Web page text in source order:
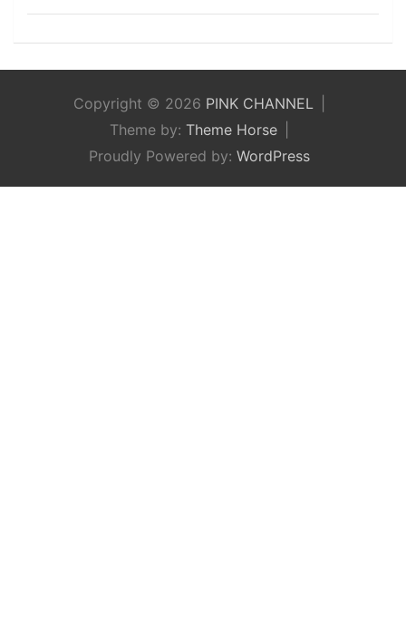
Copyright © 2026 PINK CHANNEL
Theme by: Theme Horse
Proudly Powered by: WordPress